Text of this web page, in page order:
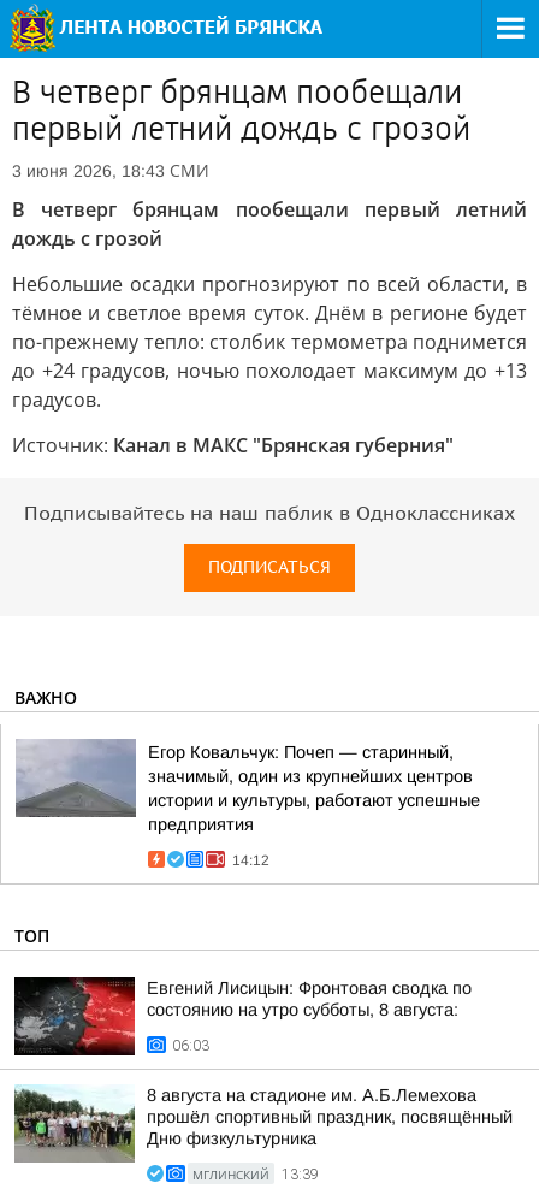
В четверг брянцам пообещали
первый летний дождь с грозой
3 июня 2026, 18:43 СМИ
В четверг брянцам пообещали первый летний
дождь с грозой
Небольшие осадки прогнозируют по всей области, в
тёмное и светлое время суток. Днём в регионе будет
по-прежнему тепло: столбик термометра поднимется
до +24 градусов, ночью похолодает максимум до +13
градусов.
Источник: Канал в МАКС "Брянская губерния"
Подписывайтесь на наш паблик в Одноклассниках
ПОДПИСАТЬСЯ
ВАЖНО
Егор Ковальчук: Почеп — старинный,
значимый, один из крупнейших центров
истории и культуры, работают успешные
предприятия
14:12
ТОП
Евгений Лисицын: Фронтовая сводка по
состоянию на утро субботы, 8 августа:
06:03
8 августа на стадионе им. А.Б.Лемехова
прошёл спортивный праздник, посвящённый
Дню физкультурника
МГЛИНСКИЙ 13:39